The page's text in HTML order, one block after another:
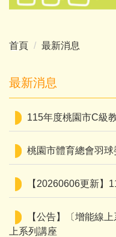
首頁 最新消息
最新消息
115年度桃園市C級
桃園市體育總會羽
【20260606更新】
【公告】〔增能線
上系列講座